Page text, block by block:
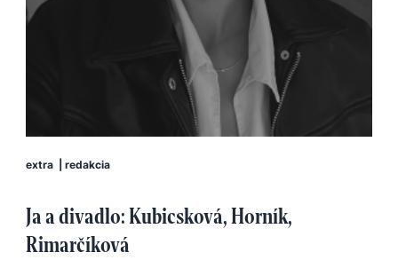
extra redakcia
Ja a divadlo: Kubicsková, Horník,
Rimarčíková